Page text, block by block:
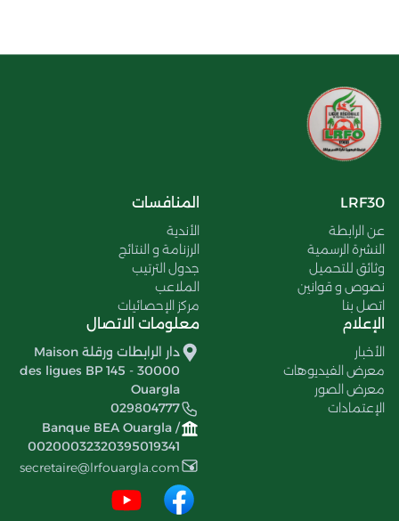
LRF30
عن الرابطة
النشرة الرسمية
وثائق للتحميل
نصوص و قوانين
اتصل بنا
المنافسات
الأندية
الرزنامة و النتائج
جدول الترتيب
الملاعب
مركز الإحصائيات
الإعلام
الأخبار
معرض الفيديوهات
معرض الصور
الإعتمادات
معلومات الاتصال
دار الرابطات ورقلة Maison
des ligues BP 145 - 30000
Ouargla
029804777
Banque BEA Ouargla /
00200032320395019341
secretaire@lrfouargla.com